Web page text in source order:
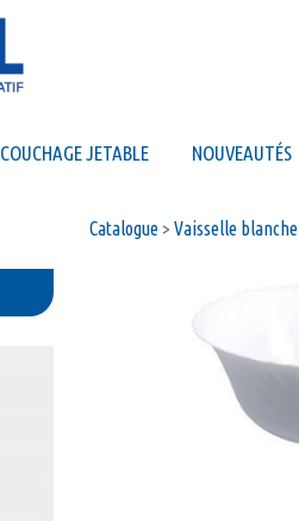
COUCHAGE JETABLE NOUVEAUTÉS
Catalogue> Vaisselle blanche